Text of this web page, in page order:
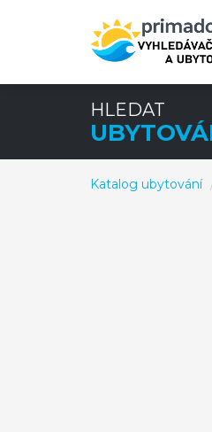
HLEDAT
Katalog ubytování